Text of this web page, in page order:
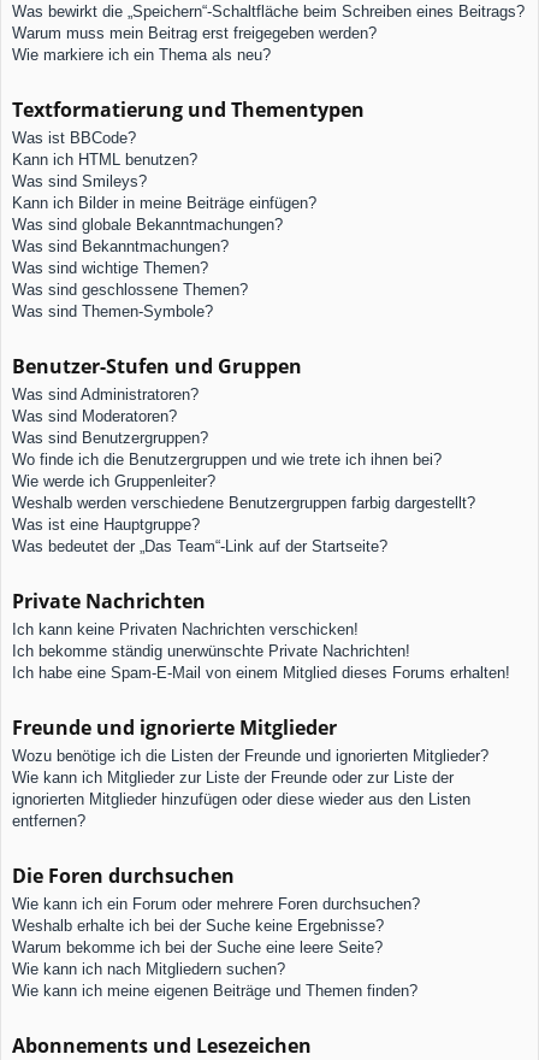
Was bewirkt die „Speichern“-Schaltfläche beim Schreiben eines Beitrags?
Warum muss mein Beitrag erst freigegeben werden?
Wie markiere ich ein Thema als neu?
Textformatierung und Thementypen
Was ist BBCode?
Kann ich HTML benutzen?
Was sind Smileys?
Kann ich Bilder in meine Beiträge einfügen?
Was sind globale Bekanntmachungen?
Was sind Bekanntmachungen?
Was sind wichtige Themen?
Was sind geschlossene Themen?
Was sind Themen-Symbole?
Benutzer-Stufen und Gruppen
Was sind Administratoren?
Was sind Moderatoren?
Was sind Benutzergruppen?
Wo finde ich die Benutzergruppen und wie trete ich ihnen bei?
Wie werde ich Gruppenleiter?
Weshalb werden verschiedene Benutzergruppen farbig dargestellt?
Was ist eine Hauptgruppe?
Was bedeutet der „Das Team“-Link auf der Startseite?
Private Nachrichten
Ich kann keine Privaten Nachrichten verschicken!
Ich bekomme ständig unerwünschte Private Nachrichten!
Ich habe eine Spam-E-Mail von einem Mitglied dieses Forums erhalten!
Freunde und ignorierte Mitglieder
Wozu benötige ich die Listen der Freunde und ignorierten Mitglieder?
Wie kann ich Mitglieder zur Liste der Freunde oder zur Liste der
ignorierten Mitglieder hinzufügen oder diese wieder aus den Listen
entfernen?
Die Foren durchsuchen
Wie kann ich ein Forum oder mehrere Foren durchsuchen?
Weshalb erhalte ich bei der Suche keine Ergebnisse?
Warum bekomme ich bei der Suche eine leere Seite?
Wie kann ich nach Mitgliedern suchen?
Wie kann ich meine eigenen Beiträge und Themen finden?
Abonnements und Lesezeichen